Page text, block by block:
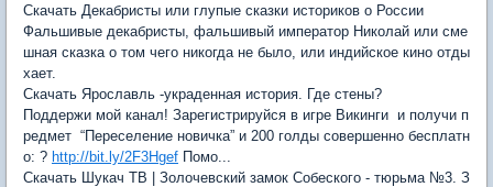
Скачать Декабристы или глупые сказки историков о России
Фальшивые декабристы, фальшивый император Николай или сме
шная сказка о том чего никогда не было, или индийское кино отды
хает.
Скачать Ярославль -украденная история. Где стены?
Поддержи мой канал! Зарегистрируйся в игре Викинги и получи п
редмет “Переселение новичка” и 200 голды совершенно бесплатн
о: ? http://bit.ly/2F3Hgef Помо...
Скачать Шукач ТВ | Золочевский замок Собеского - тюрьма №3. З